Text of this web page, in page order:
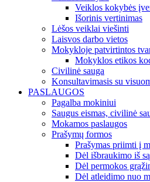
Veiklos kokybės
Išorinis vertinimas
Lėšos veiklai viešinti
Laisvos darbo vietos
Mokykloje patvirtintos
Mokyklos etikos
Civilinė sauga
Konsultavimasis su
PASLAUGOS
Pagalba mokiniui
Saugus eismas, civilinė
Mokamos paslaugos
Prašymų formos
Prašymas priimti į
Dėl išbraukimo iš
Dėl permokos
Dėl atleidimo nuo